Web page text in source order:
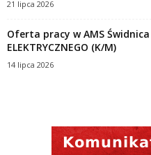
21 lipca 2026
Oferta pracy w AMS Świdnica
ELEKTRYCZNEGO (K/M)
14 lipca 2026